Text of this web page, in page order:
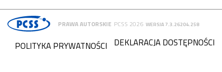
PRAWA AUTORSKIE PCSS 2026 WERSJA 7.3.26204.258
DEKLARACJA DOSTĘPNOŚCI
POLITYKA PRYWATNOŚCI